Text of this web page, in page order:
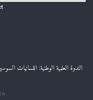
الندوة العلمية الوطنية: اللسانيات